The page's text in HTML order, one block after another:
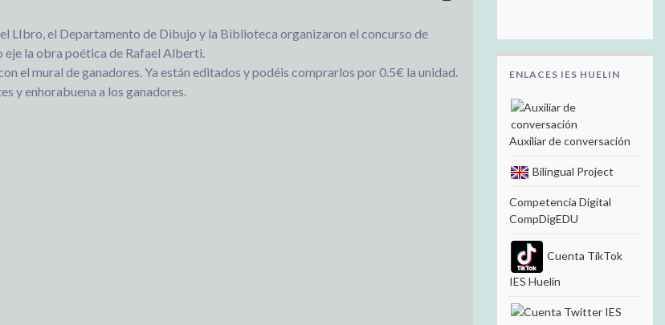
LIbro, el Departamento de Dibujo y la Biblioteca organizaron el concurso de
eje la obra poética de Rafael Alberti.
el mural de ganadores. Ya están editados y podéis comprarlos por 0.5€ la unidad.
y enhorabuena a los ganadores.
ENLACES IES HUELIN
Auxiliar de conversación
Bilingual Project
Competencia Digital
CompDigEDU
Cuenta TikTok
IES Huelin